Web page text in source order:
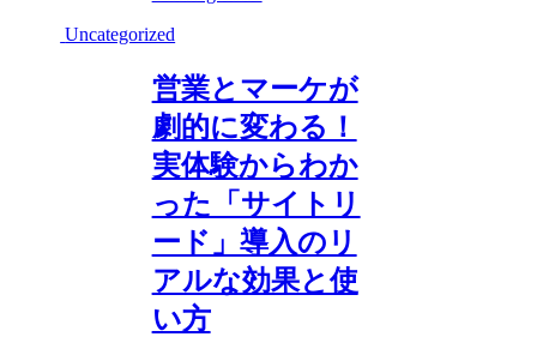
Uncategorized
営業とマーケが
劇的に変わる！
実体験からわか
った「サイトリ
ード」導入のリ
アルな効果と使
い方